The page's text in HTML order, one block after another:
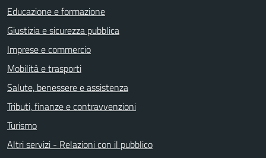
Educazione e formazione
Giustizia e sicurezza pubblica
Imprese e commercio
Mobilità e trasporti
Salute, benessere e assistenza
Tributi, finanze e contravvenzioni
Turismo
Altri servizi - Relazioni con il pubblico